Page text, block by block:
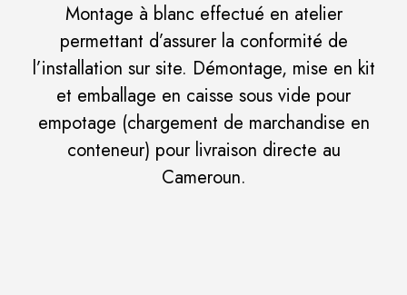
Montage à blanc effectué en atelier
permettant d’assurer la conformité de
l’installation sur site. Démontage, mise en kit
et emballage en caisse sous vide pour
empotage (chargement de marchandise en
conteneur) pour livraison directe au
Cameroun.